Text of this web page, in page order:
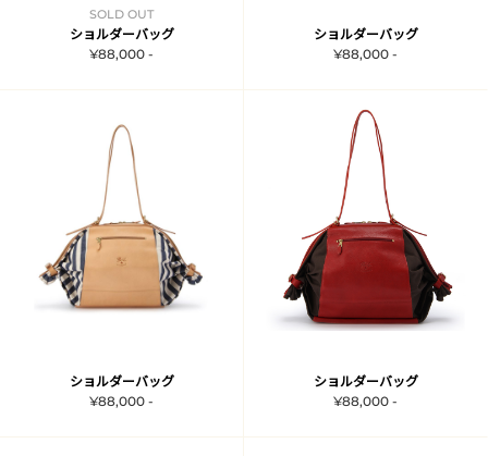
SOLD OUT
ショルダーバッグ
¥88,000 -
ショルダーバッグ
¥88,000 -
ショルダーバッグ
¥88,000 -
ショルダーバッグ
¥88,000 -